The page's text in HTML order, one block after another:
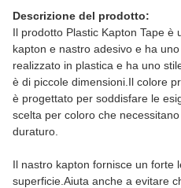
Descrizione del prodotto:
Il prodotto Plastic Kapton Tape è
kapton e nastro adesivo e ha
realizzato in plastica e ha uno
è di piccole dimensioni.Il colore
è progettato per soddisfare le
scelta per coloro che
duraturo.
Il nastro kapton fornisce un forte
superficie.Aiuta anche a evitare